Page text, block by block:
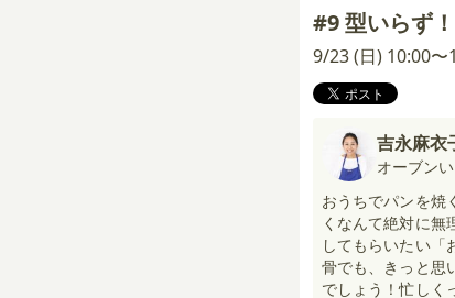
#9 型いらず
9/23 (日) 10:00〜
吉永麻衣
オーブン
おうちでパンを焼
くなんて絶対に無
してもらいたい「
骨でも、きっと思
でしょう！忙しく